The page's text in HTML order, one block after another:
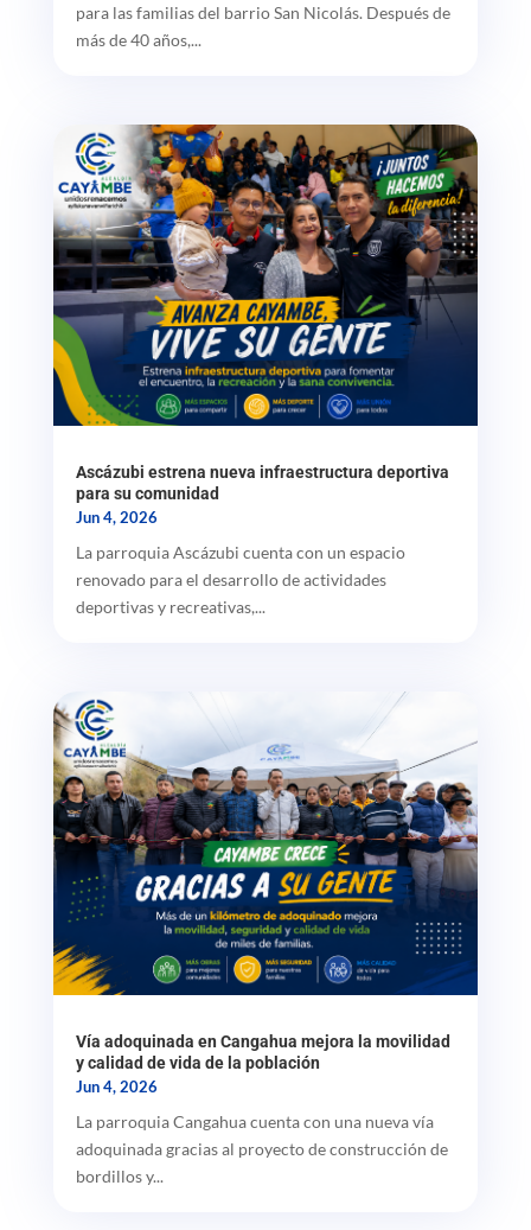
para las familias del barrio San Nicolás. Después de
más de 40 años,...
Ascázubi estrena nueva infraestructura deportiva
para su comunidad
Jun 4, 2026
La parroquia Ascázubi cuenta con un espacio
renovado para el desarrollo de actividades
deportivas y recreativas,...
Vía adoquinada en Cangahua mejora la movilidad
y calidad de vida de la población
Jun 4, 2026
La parroquia Cangahua cuenta con una nueva vía
adoquinada gracias al proyecto de construcción de
bordillos y...